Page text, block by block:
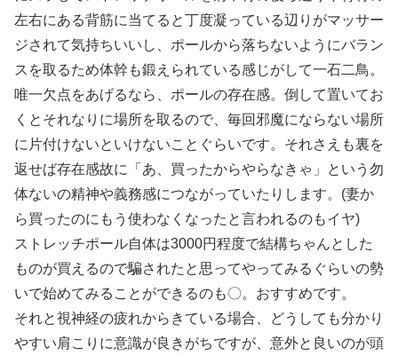
左右にある背筋に当てると丁度凝っている辺りがマッサー
ジされて気持ちいいし、ポールから落ちないようにバラン
スを取るため体幹も鍛えられている感じがして一石二鳥。
唯一欠点をあげるなら、ポールの存在感。倒して置いてお
くとそれなりに場所を取るので、毎回邪魔にならない場所
に片付けないといけないことぐらいです。それさえも裏を
返せば存在感故に「あ、買ったからやらなきゃ」という勿
体ないの精神や義務感につながっていたりします。(妻か
ら買ったのにもう使わなくなったと言われるのもイヤ)
ストレッチポール自体は3000円程度で結構ちゃんとした
ものが買えるので騙されたと思ってやってみるぐらいの勢
いで始めてみることができるのも〇。おすすめです。
それと視神経の疲れからきている場合、どうしても分かり
やすい肩こりに意識が良きがちですが、意外と良いのが頭